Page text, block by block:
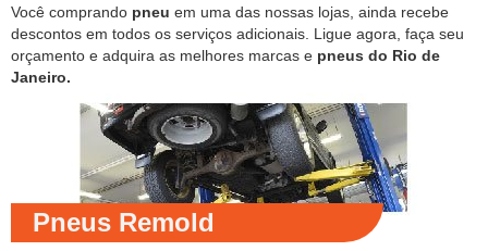
Você comprando pneu em uma das nossas lojas, ainda recebe
descontos em todos os serviços adicionais. Ligue agora, faça seu
orçamento e adquira as melhores marcas e pneus do Rio de
Janeiro.
Pneus Remold